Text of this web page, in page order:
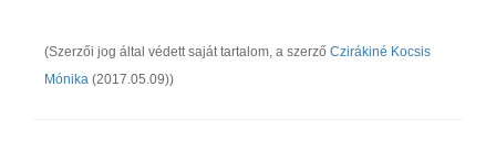
(Szerzői jog által védett saját tartalom, a szerző Czirákiné Kocsis
Mónika (2017.05.09))